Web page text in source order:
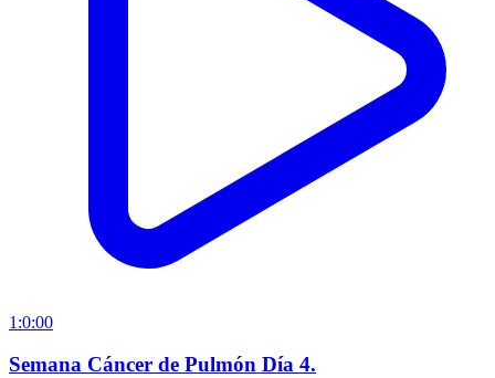
1:0:00
Semana Cáncer de Pulmón Día 4.